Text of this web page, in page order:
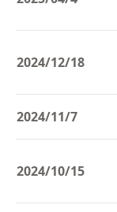
2024/12/18
2024/11/7
2024/10/15